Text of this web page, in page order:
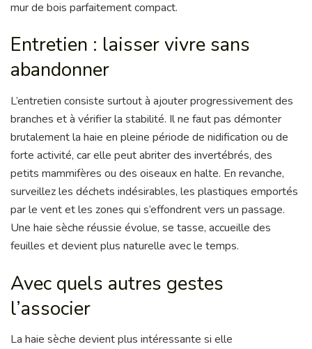
mur de bois parfaitement compact.
Entretien : laisser vivre sans
abandonner
L’entretien consiste surtout à ajouter progressivement des
branches et à vérifier la stabilité. Il ne faut pas démonter
brutalement la haie en pleine période de nidification ou de
forte activité, car elle peut abriter des invertébrés, des
petits mammifères ou des oiseaux en halte. En revanche,
surveillez les déchets indésirables, les plastiques emportés
par le vent et les zones qui s’effondrent vers un passage.
Une haie sèche réussie évolue, se tasse, accueille des
feuilles et devient plus naturelle avec le temps.
Avec quels autres gestes
l’associer
La haie sèche devient plus intéressante si elle